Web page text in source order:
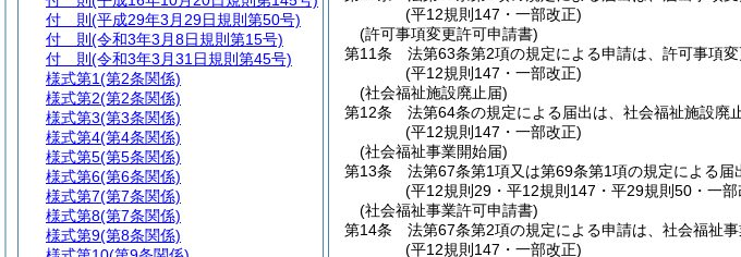
(平12規則147・一部改正)
(許可事項変更許可申請書)
第11条
法第63条第2項の規定による申請は、許可事項
(平12規則147・一部改正)
(社会福祉施設廃止届)
第12条
法第64条の規定による届出は、社会福祉施設廃
(平12規則147・一部改正)
(社会福祉事業開始届)
第13条
法第67条第1項又は第69条第1項の規定による届
(平12規則29・平12規則147・平29規則50・一部
(社会福祉事業許可申請書)
第14条
法第67条第2項の規定による申請は、社会福祉
(平12規則147・一部改正)
付 則 (平成29年3月29日規則第50号)
付 則 (令和3年3月8日規則第15号)
付 則 (令和3年3月31日規則第45号)
様式第1(第2条関係)
様式第2(第2条関係)
様式第3(第3条関係)
様式第4(第4条関係)
様式第5(第5条関係)
様式第6(第6条関係)
様式第7(第7条関係)
様式第8(第7条関係)
様式第9(第8条関係)